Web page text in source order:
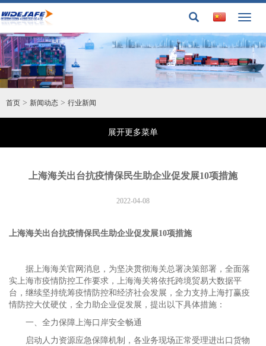
首页 > 新闻动态 > 行业新闻
展开更多菜单
上海海关出台抗疫情保民生助企业促发展10项措施
2022-04-08
上海海关出台抗疫情保民生助企业促发展10项措施
据上海海关官网消息，为坚决贯彻海关总署决策部署，全面落
实上海市疫情防控工作要求，上海海关将依托跨境贸易大数据平
台，继续坚持统筹疫情防控和经济社会发展，全力支持上海打赢疫
情防控大仗硬仗，全力助企业促发展，提出以下具体措施：
一、全力保障上海口岸安全畅通
启动人力资源应急保障机制，各业务现场正常受理进出口货物